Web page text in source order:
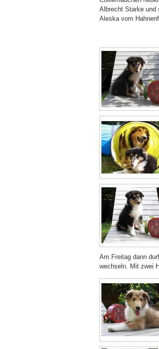
Albrecht Starke und
Aleska vom
Am Freitag dann
wechseln. Mit zwei